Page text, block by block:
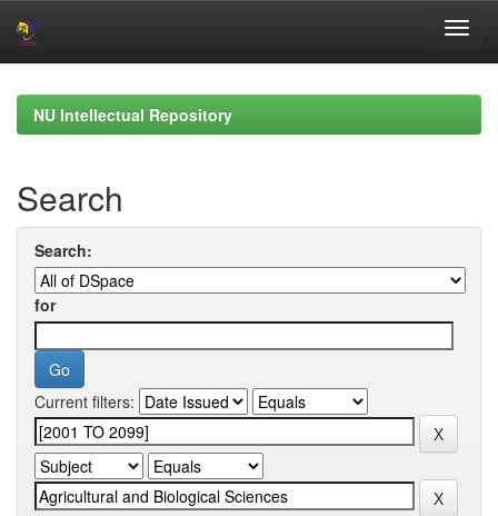
navigationNU Intellectual Repository
Search
Search:
for
Current filters: